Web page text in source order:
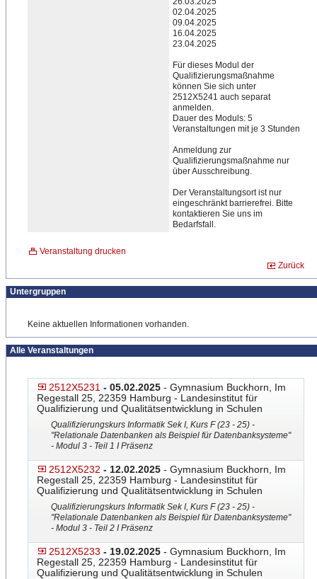
02.04.2025
09.04.2025
16.04.2025
23.​04.2025
​Für dieses Modul der
Qualifizierungsmaßnahme
können Sie sich unter
2512X5241 auch separat
anmelden.
Dauer des Moduls: 5
Veranstaltungen mit je 3 Stunden
Anmeldung zur
Qualifizierungsmaßnahme nur
über Ausschreibung.
Der Veranstaltungsort ist nur
eingeschränkt barrierefrei. Bitte
kontaktieren Sie uns im
Bedarfsfall.
Veranstaltung drucken
Zurück
Untergruppen
Keine aktuellen Informationen vorhanden.
Alle Veranstaltungen
2512X5231 - 05.02.2025 - Gymnasium Buckhorn, Im
Regestall 25, 22359 Hamburg - Landesinstitut für
Qualifizierung und Qualitätsentwicklung in Schulen
Qualifizierungskurs Informatik Sek I, Kurs F (23 - 25) -
"Relationale Datenbanken als Beispiel für Datenbanksysteme"
- Modul 3 - Teil 1 I Präsenz
2512X5232 - 12.02.2025 - Gymnasium Buckhorn, Im
Regestall 25, 22359 Hamburg - Landesinstitut für
Qualifizierung und Qualitätsentwicklung in Schulen
Qualifizierungskurs Informatik Sek I, Kurs F (23 - 25) -
"Relationale Datenbanken als Beispiel für Datenbanksysteme"
- Modul 3 - Teil 2 I Präsenz
2512X5233 - 19.02.2025 - Gymnasium Buckhorn, Im
Regestall 25, 22359 Hamburg - Landesinstitut für
Qualifizierung und Qualitätsentwicklung in Schulen